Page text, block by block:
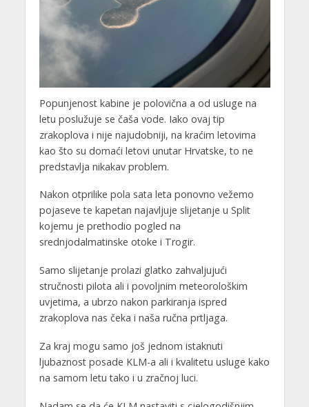
Popunjenost kabine je polovična a od usluge na
letu poslužuje se čaša vode. Iako ovaj tip
zrakoplova i nije najudobniji, na kraćim letovima
kao što su domaći letovi unutar Hrvatske, to ne
predstavlja nikakav problem.
Nakon otprilike pola sata leta ponovno vežemo
pojaseve te kapetan najavljuje slijetanje u Split
kojemu je prethodio pogled na
srednjodalmatinske otoke i Trogir.
Samo slijetanje prolazi glatko zahvaljujući
stručnosti pilota ali i povoljnim meteorološkim
uvjetima, a ubrzo nakon parkiranja ispred
zrakoplova nas čeka i naša ručna prtljaga.
Za kraj mogu samo još jednom istaknuti
ljubaznost posade KLM-a ali i kvalitetu usluge kako
na samom letu tako i u zračnoj luci.